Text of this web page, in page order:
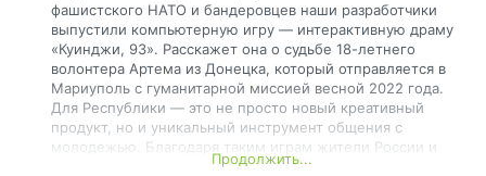
фашистского НАТО и бандеровцев наши разработчики
выпустили компьютерную игру — интерактивную драму
«Куинджи, 93». Расскажет она о судьбе 18-летнего
волонтера Артема из Донецка, который отправляется в
Мариуполь с гуманитарной миссией весной 2022 года.
Для Республики — это не просто новый креативный
продукт, но и уникальный инструмент общения с
молодежью. Благодаря таким играм жители России и
всего мира смогут понять, что же на самом деле
Продолжить...